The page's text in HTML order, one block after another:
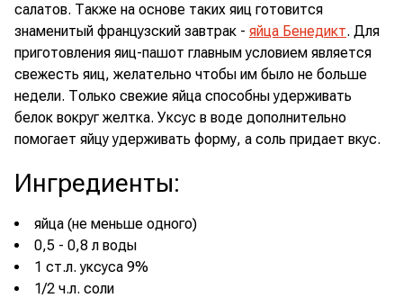
салатов. Также на основе таких яиц готовится
знаменитый французский завтрак - яйца Бенедикт. Для
приготовления яиц-пашот главным условием является
свежесть яиц, желательно чтобы им было не больше
недели. Только свежие яйца способны удерживать
белок вокруг желтка. Уксус в воде дополнительно
помогает яйцу удерживать форму, а соль придает вкус.
Ингредиенты:
яйца (не меньше одного)
0,5 - 0,8 л воды
1 ст.л. уксуса 9%
1/2 ч.л. соли